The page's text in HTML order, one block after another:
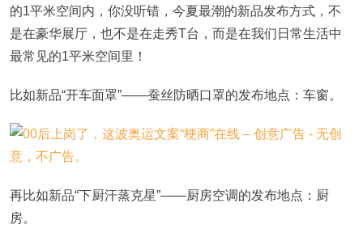
的1平米空间内，你没听错，今夏最潮的新品发布方式，不
是在豪华展厅，也不是在走秀T台，而是在我们日常生活中
最常见的1平米空间里！
比如新品“开车面罩”——蚕丝防晒口罩的发布地点：车窗。
再比如新品“下厨汗蒸克星”——厨房空调的发布地点：厨
房。